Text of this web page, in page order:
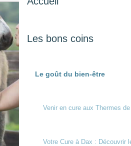
Les bons coins
Le goût du bien-être
Venir en cure aux Thermes
Votre Cure à Dax : Découvrir